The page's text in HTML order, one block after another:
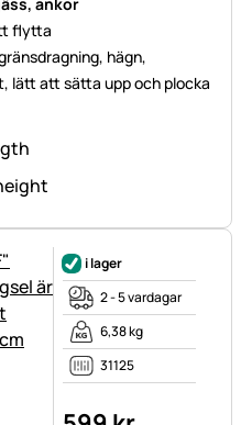
flytta
hägn,
lätt att sätta upp och plocka
i lager
2 - 5 vardagar
6,38 kg
31125